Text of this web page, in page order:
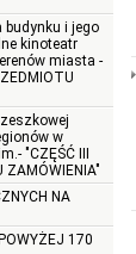
budynku i jego
kinoteatr
miasta -
w
"CZĘŚĆ III
ZAMÓWIENIA"
NA
170